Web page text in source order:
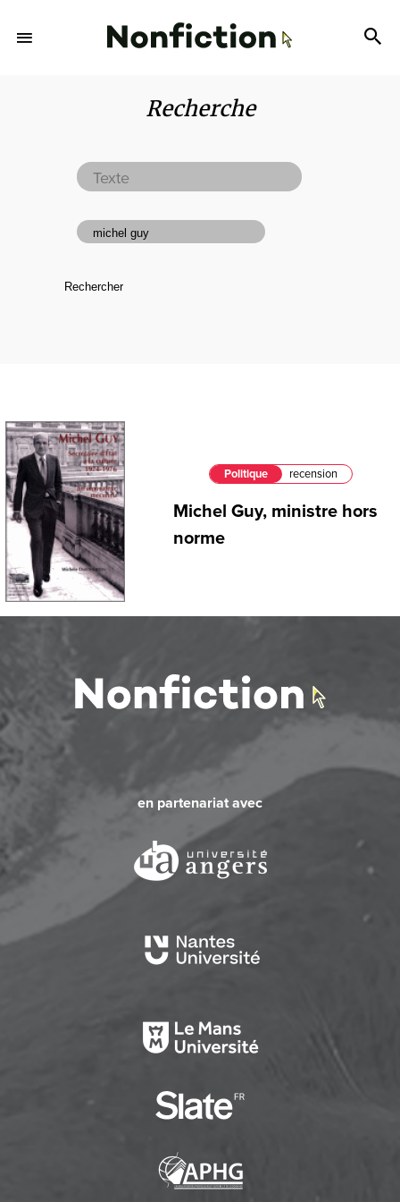
Recherche
Politique recension
Michel Guy, ministre hors
norme
en partenariat avec